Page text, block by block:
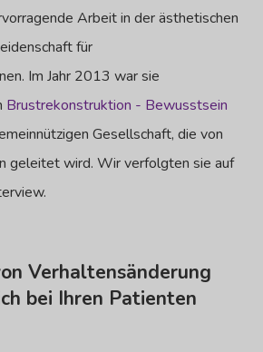
Arbeit in der ästhetischen
für
Im Jahr 2013 war sie
Brustrekonstruktion - Bewusstsein
Gesellschaft, die von
geleitet wird. Wir verfolgten sie auf
Verhaltensänderung
bei Ihren Patienten